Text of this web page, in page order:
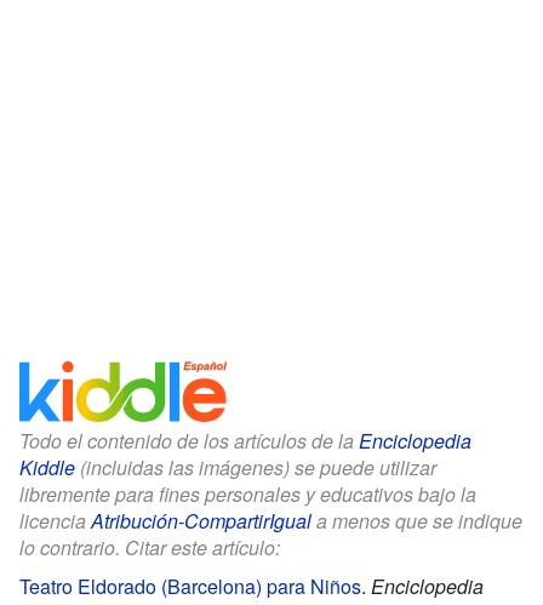
Todo el contenido de los artículos de la Enciclopedia
Kiddle (incluidas las imágenes) se puede utilizar
libremente para fines personales y educativos bajo la
licenciaAtribución-CompartirIguala menos que se indique
lo contrario. Citar este artículo:
Teatro Eldorado (Barcelona) para Niños. Enciclopedia